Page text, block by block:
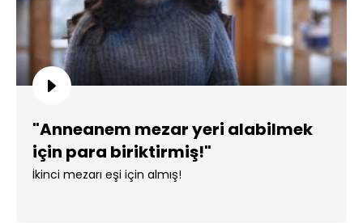
"Anneanem mezar yeri alabilmek
için para biriktirmiş!"
İkinci mezarı eşi için almış!